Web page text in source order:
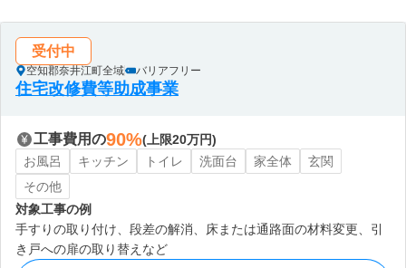
受付中
空知郡奈井江町全域 バリアフリー
住宅改修費等助成事業
工事費用の90%(上限20万円)
お風呂
キッチン トイレ 洗面台 家全体
玄関
その他
対象工事の例
手すりの取り付け、段差の解消、床または通路面の材料変更、引
き戸への扉の取り替えなど